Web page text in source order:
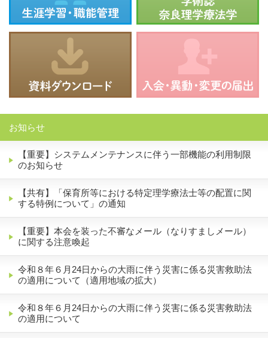
お知らせ
【重要】システムメンテナンスに伴う一部機能の利用制限
のお知らせ
【共有】「保育所等における特定理学療法士等の配置に関
する特例について」の通知
【重要】本会を装った不審なメール（なりすましメール）
に関する注意喚起
令和８年６月24日からの大雨に伴う災害に係る災害救助法
の適用について（適用地域の拡大）
令和８年６月24日からの大雨に伴う災害に係る災害救助法
の適用について